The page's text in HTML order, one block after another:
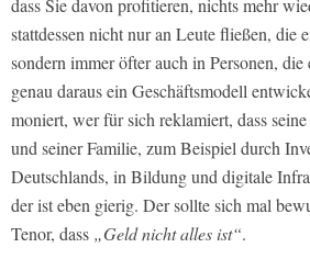
dass Sie davon profitieren, nichts mehr
stattdessen nicht nur an Leute fließen, die
sondern immer öfter auch in Personen,
genau daraus ein Geschäftsmodell
moniert, wer für sich reklamiert, dass
und seiner Familie, zum Beispiel durch
Deutschlands, in Bildung und digitale
der ist eben gierig. Der sollte sich mal
Tenor, dass „Geld nicht alles ist“.